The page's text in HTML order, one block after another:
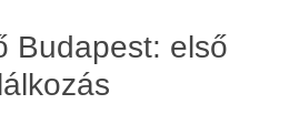
Budapest: első